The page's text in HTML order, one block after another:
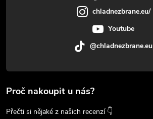
chladnezbrane.eu/
Youtube
@chladnezbrane.eu
Proč nakoupit u nás?
Přečti si nějaké z našich recenzí 👇